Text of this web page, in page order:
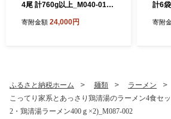
4尾 計760g以上_M040-011-
寄附金額 24,000円
計6
寄附
ふるさと納税ホーム 麺類
ラーメン
こってり家系とあっさり鶏清湯のラーメン4食セ
2・鶏清湯ラーメン400ｇ×2)_M087-002